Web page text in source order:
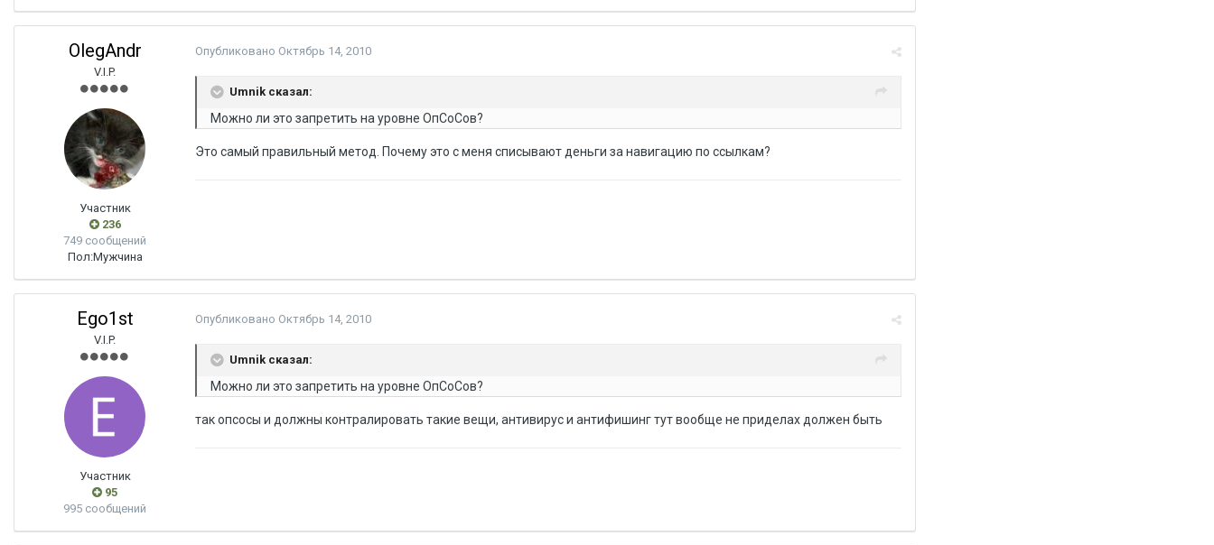
OlegAndr
V.I.P.
Участник
236
749 сообщений
Пол:Мужчина
Опубликовано Октябрь 14, 2010
Umnik сказал:
Можно ли это запретить на уровне ОпСоСов?
Это самый правильный метод. Почему это с меня списывают деньги за навигацию по ссылкам?
Ego1st
V.I.P.
Участник
95
995 сообщений
Опубликовано Октябрь 14, 2010
Umnik сказал:
Можно ли это запретить на уровне ОпСоСов?
так опсосы и должны контралировать такие вещи, антивирус и антифишинг тут вообще не приделах должен быть